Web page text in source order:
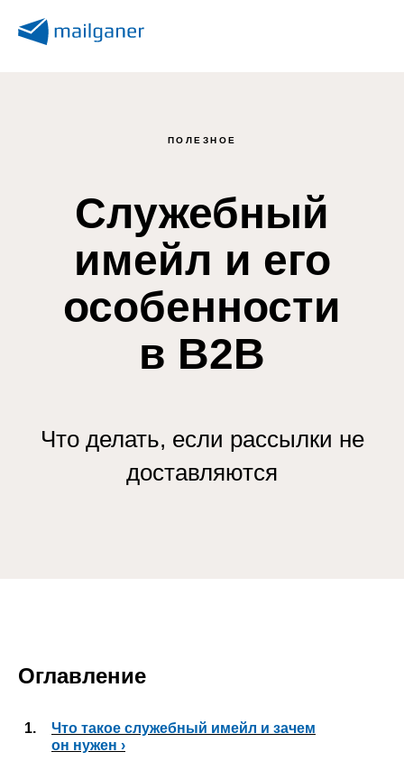
ПОЛЕЗНОЕ
Служебный
имейл и его
особенности
в B2B
Что делать, если рассылки не
доставляются
Оглавление
1.
Что такое служебный имейл и зачем
он нужен ›